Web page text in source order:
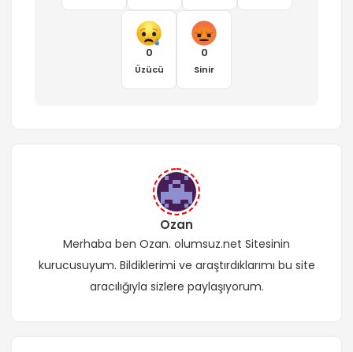
0
Üzücü
0
Sinir
Ozan
Merhaba ben Ozan. olumsuz.net Sitesinin
kurucusuyum. Bildiklerimi ve araştırdıklarımı bu site
aracılığıyla sizlere paylaşıyorum.